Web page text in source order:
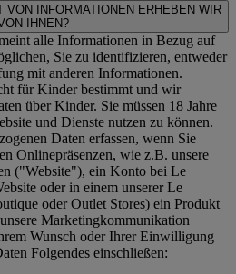
VON INFORMATIONEN ERHEBEN WIR
IHNEN?
alle Informationen in Bezug auf
Sie zu identifizieren, entweder
mit anderen Informationen.
für Kinder bestimmt und wir
über Kinder. Sie müssen 18 Jahre
und Dienste nutzen zu können.
Daten erfassen, wenn Sie
Onlinepräsenzen, wie z.B. unsere
("Website"), ein Konto bei Le
oder in einem unserer Le
oder Outlet Stores) ein Produkt
Marketingkommunikation
Wunsch oder Ihrer Einwilligung
Folgendes einschließen: